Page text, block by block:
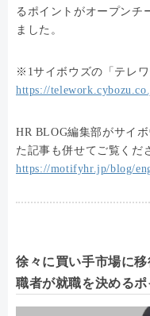
るポイントがオープンチ
ました。
※1サイボウズの「テレ
https://
HR BLOG編集部がサイ
た記事も併せてご覧くだ
https://motifyhr.jp/blog/
徐々に買い手市場に
職者が就職を決める